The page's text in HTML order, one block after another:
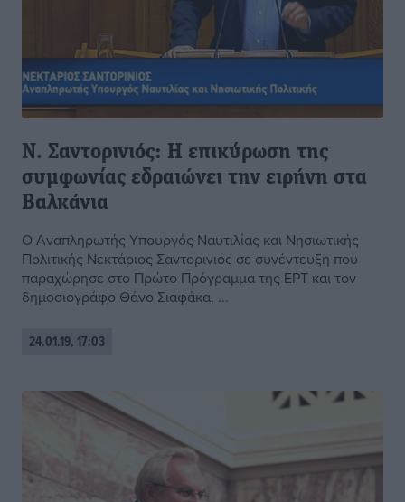
Ν. Σαντορινιός: Η επικύρωση της
συμφωνίας εδραιώνει την ειρήνη στα
Βαλκάνια
Ο Αναπληρωτής Υπουργός Ναυτιλίας και Νησιωτικής
Πολιτικής Νεκτάριος Σαντορινιός σε συνέντευξη που
παραχώρησε στο Πρώτο Πρόγραμμα της ΕΡΤ και τον
δημοσιογράφο Θάνο Σιαφάκα, ...
24.01.19, 17:03